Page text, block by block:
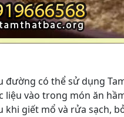
đường có thể sử dụng
liệu vào trong món ăn
khi giết mổ và rửa sạch,